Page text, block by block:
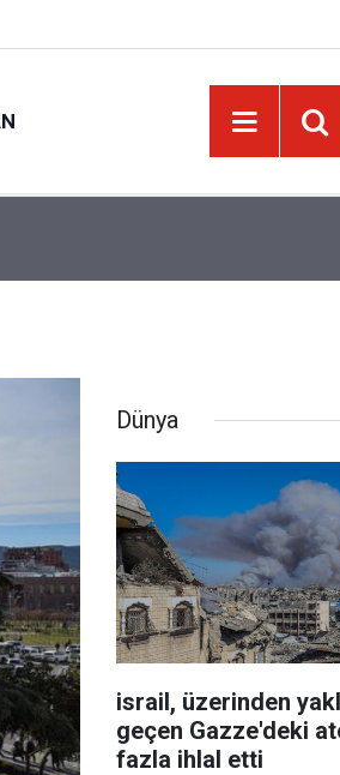
şartı getirdiler
Dünya
israil, üzerinden
geçen Gazze'deki
fazla ihlal etti